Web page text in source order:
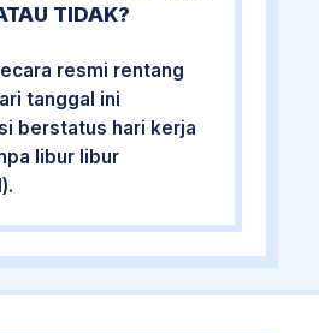
TIDAK?
resmi rentang
tanggal ini
berstatus hari kerja
libur libur